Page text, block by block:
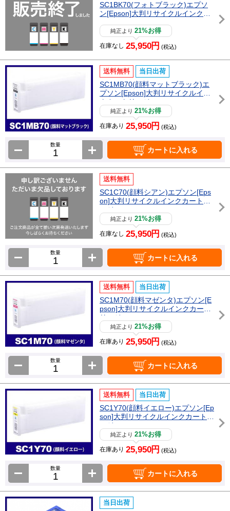
SC1BK70(フォトブラック)エプソ
ン[Epson]大判リサイクルインクカ
純正より21%お得
在庫なし 25,950円 (税込)
送料無料 当日出荷
SC1MB70(顔料マットブラック)エ
プソン[Epson]大判リサイクルイン
クカートリッジ
純正より21%お得
在庫あり 25,950円 (税込)
数量
カートに入れる
送料無料
SC1C70(顔料シアン)エプソン[Eps
on]大判リサイクルインクカートリ
ッジ
純正より21%お得
在庫なし 25,950円 (税込)
数量
カートに入れる
送料無料 当日出荷
SC1M70(顔料マゼンタ)エプソン[E
pson]大判リサイクルインクカート
リッジ
純正より21%お得
在庫あり 25,950円 (税込)
数量
カートに入れる
送料無料 当日出荷
SC1Y70(顔料イエロー)エプソン[Ep
son]大判リサイクルインクカートリ
ッジ
純正より21%お得
在庫あり 25,950円 (税込)
数量
カートに入れる
当日出荷